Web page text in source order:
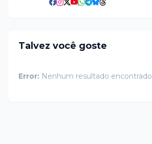
Talvez você goste
Error: Nenhum resultado encontrado